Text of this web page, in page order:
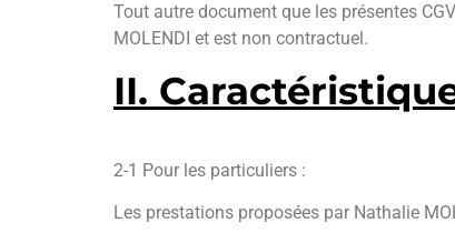
Tout autre document que les présentes
MOLENDI et est non contractuel.
II.
2-1 Pour les particuliers :
Les prestations proposées par Nathalie